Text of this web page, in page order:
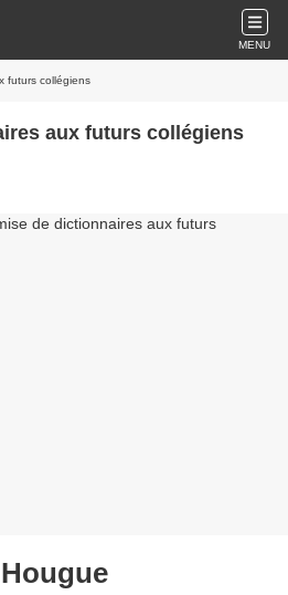
MENU
futurs collégiens
aux futurs collégiens